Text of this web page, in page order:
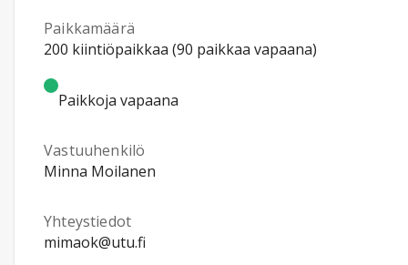
Paikkamäärä
200 kiintiöpaikkaa (90 paikkaa vapaana)
Paikkoja vapaana
Vastuuhenkilö
Minna Moilanen
Yhteystiedot
mimaok@utu.fi